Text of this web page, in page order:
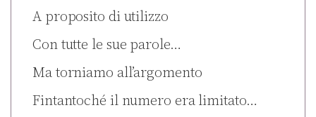
A proposito di utilizzo
Con tutte le sue parole…
Ma torniamo all’argomento
Fintantoché il numero era limitato…